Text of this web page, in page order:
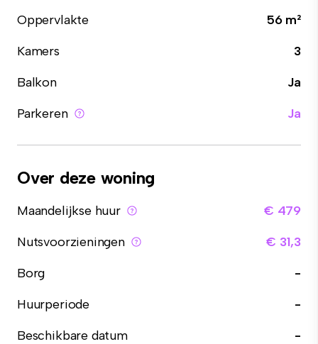
Oppervlakte
56 m²
Kamers
3
Balkon
Ja
Parkeren
Ja
Over deze woning
Maandelijkse huur
€ 479
Nutsvoorzieningen
€ 31,3
Borg
-
Huurperiode
-
Beschikbare datum
-